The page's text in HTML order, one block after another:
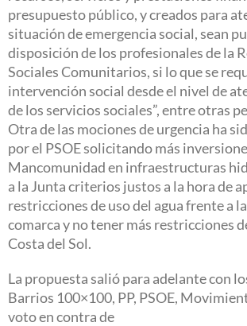
presupuesto público, y creados para
situación de emergencia social, sean
disposición de los profesionales de la
Sociales Comunitarios, si lo que se
intervención social desde el nivel de
de los servicios sociales”, entre otras
Otra de las mociones de urgencia ha
por el PSOE solicitando más
Mancomunidad en infraestructuras
a la Junta criterios justos a la hora de
restricciones de uso del agua frente a
comarca y no tener más restricciones
Costa del Sol.
La propuesta salió para adelante con
Barrios 100×100, PP, PSOE,
voto en contra de